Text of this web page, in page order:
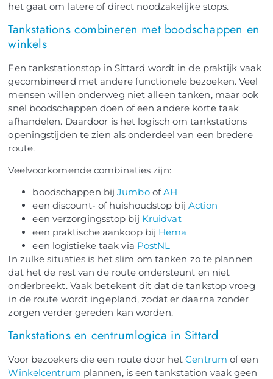
het gaat om latere of direct noodzakelijke stops.
Tankstations combineren met boodschappen en
winkels
Een tankstationstop in Sittard wordt in de praktijk vaak
gecombineerd met andere functionele bezoeken. Veel
mensen willen onderweg niet alleen tanken, maar ook
snel boodschappen doen of een andere korte taak
afhandelen. Daardoor is het logisch om tankstations
openingstijden te zien als onderdeel van een bredere
route.
Veelvoorkomende combinaties zijn:
boodschappen bijJumboofAH
een discount- of huishoudstop bij Action
een verzorgingsstop bij Kruidvat
een praktische aankoop bij Hema
een logistieke taak via PostNL
In zulke situaties is het slim om tanken zo te plannen
dat het de rest van de route ondersteunt en niet
onderbreekt. Vaak betekent dit dat de tankstop vroeg
in de route wordt ingepland, zodat er daarna zonder
zorgen verder gereden kan worden.
Tankstations en centrumlogica in Sittard
Voor bezoekers die een route door hetCentrum of een
Winkelcentrum plannen, is een tankstation vaak geen